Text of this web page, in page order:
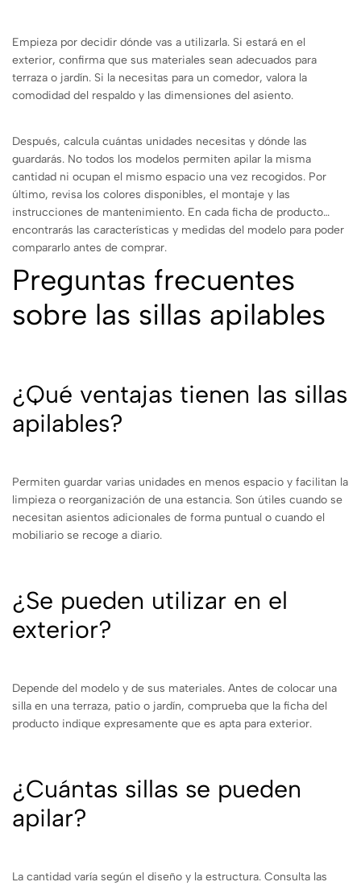
Empieza por decidir dónde vas a utilizarla. Si estará en el
exterior, confirma que sus materiales sean adecuados para
terraza o jardín. Si la necesitas para un comedor, valora la
comodidad del respaldo y las dimensiones del asiento.
Después, calcula cuántas unidades necesitas y dónde las
guardarás. No todos los modelos permiten apilar la misma
cantidad ni ocupan el mismo espacio una vez recogidos. Por
último, revisa los colores disponibles, el montaje y las
instrucciones de mantenimiento. En cada ficha de producto
encontrarás las características y medidas del modelo para poder
compararlo antes de comprar.
Preguntas frecuentes
sobre las sillas apilables
¿Qué ventajas tienen las sillas
apilables?
Permiten guardar varias unidades en menos espacio y facilitan la
limpieza o reorganización de una estancia. Son útiles cuando se
necesitan asientos adicionales de forma puntual o cuando el
mobiliario se recoge a diario.
¿Se pueden utilizar en el
exterior?
Depende del modelo y de sus materiales. Antes de colocar una
silla en una terraza, patio o jardín, comprueba que la ficha del
producto indique expresamente que es apta para exterior.
¿Cuántas sillas se pueden
apilar?
La cantidad varía según el diseño y la estructura. Consulta las